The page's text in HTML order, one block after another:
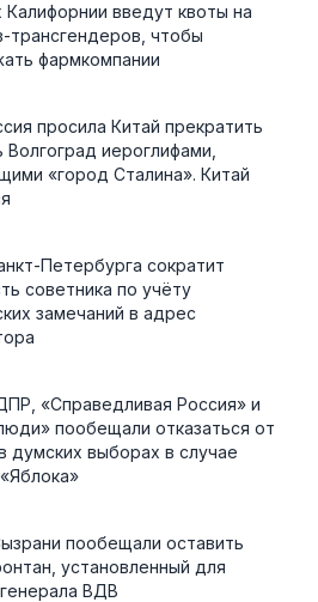
Калифорнии введут квоты на
трансгендеров, чтобы
фармкомпании
просила Китай прекратить
Волгоград иероглифами,
«город Сталина». Китай
Петербурга сократит
советника по учёту
замечаний в адрес
«Справедливая Россия» и
пообещали отказаться от
думских выборах в случае
пообещали оставить
установленный для
ВДВ